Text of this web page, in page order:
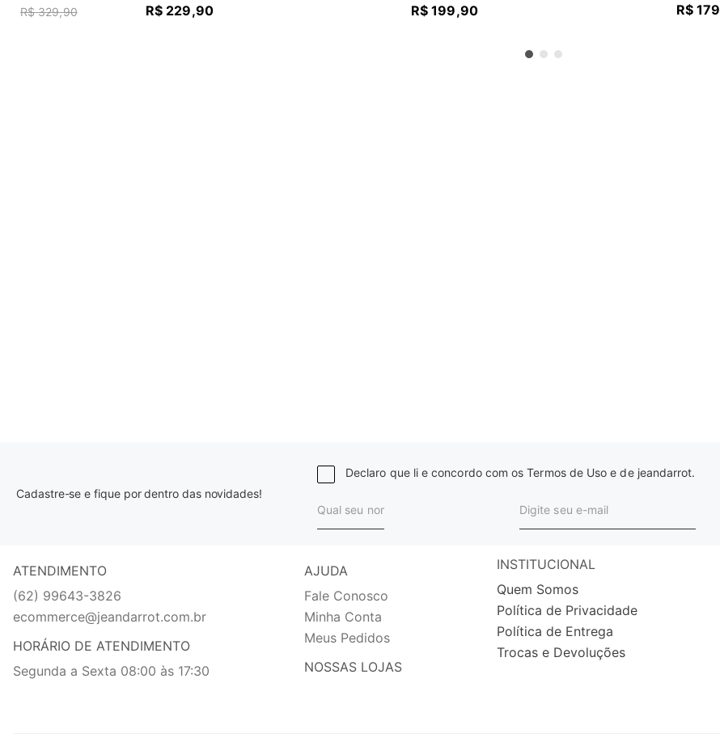
R$ 329,90 R$ 229,90
R$ 199,90
R$ 179
Cadastre-se e fique por dentro das novidades!
Declaro que li e concordo com os Termos de Uso e de jeandarrot.
ATENDIMENTO
(62) 99643-3826
ecommerce@jeandarrot.com.br
HORÁRIO DE ATENDIMENTO
Segunda a Sexta 08:00 às 17:30
AJUDA
Fale Conosco
Minha Conta
Meus Pedidos
NOSSAS LOJAS
INSTITUCIONAL
Quem Somos
Política de Privacidade
Política de Entrega
Trocas e Devoluções